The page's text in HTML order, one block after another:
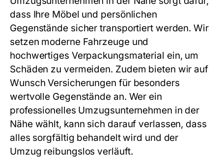
dass Ihre Möbel und persönlichen
Gegenstände sicher transportiert werden. Wir
setzen moderne Fahrzeuge und
hochwertiges Verpackungsmaterial ein, um
Schäden zu vermeiden. Zudem bieten wir auf
Wunsch Versicherungen für besonders
wertvolle Gegenstände an. Wer ein
professionelles Umzugsunternehmen in der
Nähewählt, kann sich darauf verlassen, dass
alles sorgfältig behandelt wird und der
Umzug reibungslos verläuft.